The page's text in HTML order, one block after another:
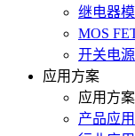
继电器
MOS
开关电源
应用方案
应用方案
产品应用